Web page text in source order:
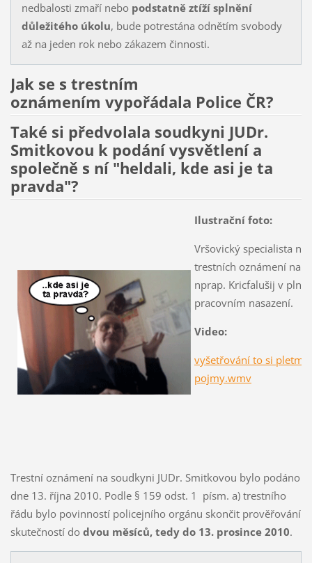
nedbalosti zmaří nebo podstatně ztíží splnění
důležitého úkolu, bude potrestána odnětím svobody
až na jeden rok nebo zákazem činnosti.
Jak se s trestním
oznámením vypořádala Police ČR?
Také si předvolala soudkyni JUDr.
Smitkovou k podání vysvětlení a
společně s ní "heldali, kde asi je ta
pravda"?
Ilustrační foto:
Vršovický specialista na
trestních oznámení na
nprap. Kricfalušij v
pracovním nasazení.
Video:
vyšetřování to si pletme
pojmy.wmv
Trestní oznámení na soudkyni JUDr. Smitkovou bylo podáno
dne 13. října 2010. Podle § 159 odst. 1 písm. a) trestního
řádu bylo povinností policejního orgánu skončit prověřování
skutečností do dvou měsíců, tedy do 13. prosince 2010.